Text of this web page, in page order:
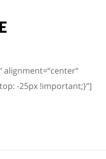
alignment=“center“
-25px !important;}“]